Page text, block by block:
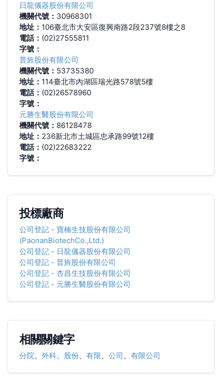
日龍儀器股份有限公司
機關代號： 30968301
地址： 106臺北市大安區復興南路2段237號8樓之8
電話： (02)27555811
字號：
普旌股份有限公司
機關代號： 53735380
地址： 114臺北市內湖區瑞光路578號5樓
電話： (02)26578960
字號：
元勝生醫股份有限公司
機關代號： 86128478
地址： 236新北市土城區忠承路99號12樓
電話： (02)22683222
字號：
投標廠商
公司登記- 寶楠生技股份有限公司
(PaonanBiotechCo.,Ltd.)
公司登記- 日龍儀器股份有限公司
公司登記- 普旌股份有限公司
公司登記- 杏昌生技股份有限公司
公司登記- 元勝生醫股份有限公司
相關關鍵字
分院、 外科、 股份、 有限、 公司 、 有限公司